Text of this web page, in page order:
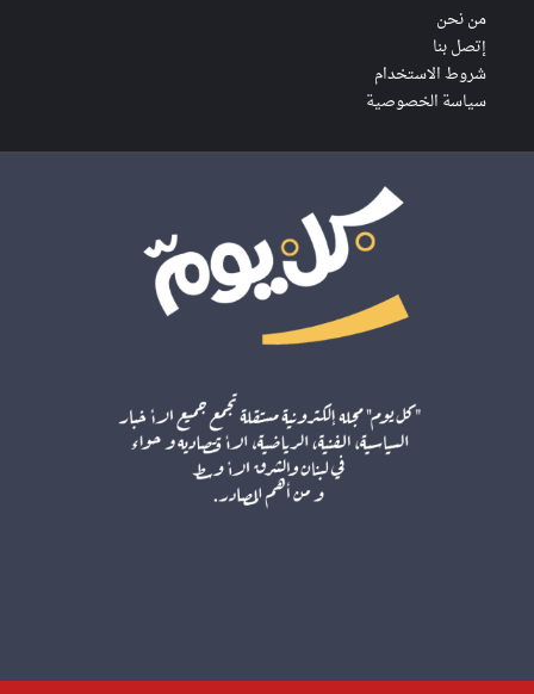
من نحن
إتصل بنا
شروط الاستخدام
سياسة الخصوصية